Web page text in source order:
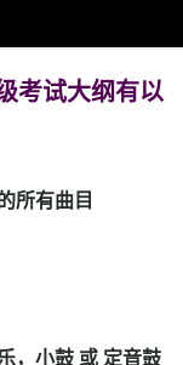
考试大纲有以
所有曲目
，小鼓 或 定音鼓